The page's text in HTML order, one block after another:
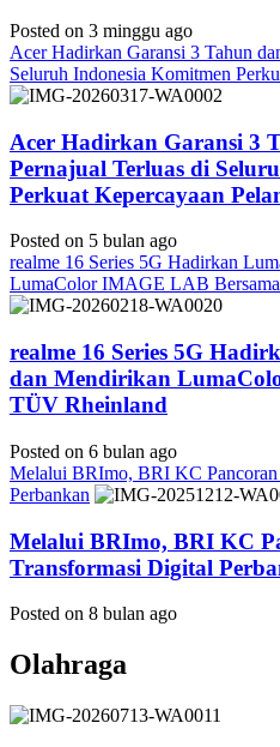
Posted on 3 minggu ago
Acer Hadirkan Garansi 3 Tahun
Seluruh Indonesia Komitmen
Acer Hadirkan Garansi 3
Pernajual Terluas di
Perkuat Kepercayaan
Posted on 5 bulan ago
realme 16 Series 5G Hadirkan
LumaColor IMAGE LAB
realme 16 Series 5G
dan Mendirikan
TÜV Rheinland
Posted on 6 bulan ago
Melalui BRImo, BRI KC
Perbankan
Melalui BRImo, BRI KC
Transformasi Digital
Posted on 8 bulan ago
Olahraga